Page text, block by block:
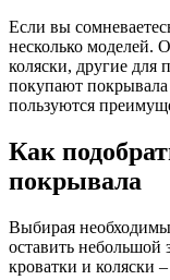
Если вы
несколько моделей.
коляски, другие для
покупают покрывала
пользуются
Как
покрывала
Выбирая
оставить небольшой
кроватки и коляски